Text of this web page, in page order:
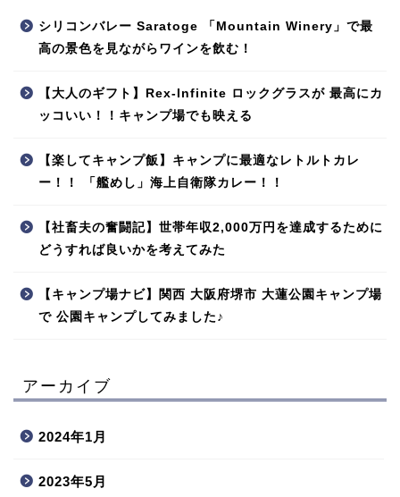
シリコンバレー Saratoge 「Mountain Winery」で最
高の景色を見ながらワインを飲む！
【大人のギフト】Rex-Infinite ロックグラスが 最高にカ
ッコいい！！キャンプ場でも映える
【楽してキャンプ飯】キャンプに最適なレトルトカレ
ー！！ 「艦めし」海上自衛隊カレー！！
【社畜夫の奮闘記】世帯年収2,000万円を達成するために
どうすれば良いかを考えてみた
【キャンプ場ナビ】関西 大阪府堺市 大蓮公園キャンプ場
で 公園キャンプしてみました♪
アーカイブ
2024年1月
2023年5月